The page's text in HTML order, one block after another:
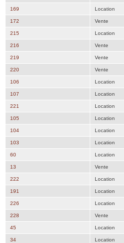
169 Location
172 Vente
215 Location
216 Vente
219 Vente
220 Vente
106 Location
107 Location
221 Location
105 Location
104 Location
103 Location
60 Location
13 Vente
222 Location
191 Location
226 Location
228 Vente
45 Location
34 Location